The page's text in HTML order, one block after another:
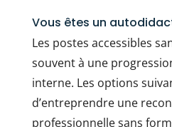
Vous êtes un
Les postes accessibles
souvent à une
interne. Les options
d’entreprendre une
professionnelle sans